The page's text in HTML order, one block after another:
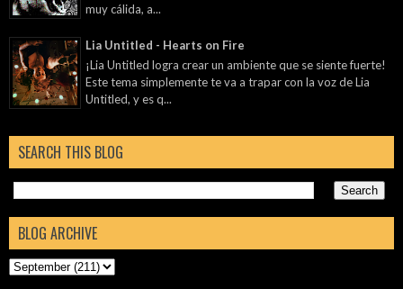
muy cálida, a...
Lia Untitled - Hearts on Fire
¡Lia Untitled logra crear un ambiente que se siente fuerte!
Este tema simplemente te va a trapar con la voz de Lia
Untitled, y es q...
SEARCH THIS BLOG
BLOG ARCHIVE